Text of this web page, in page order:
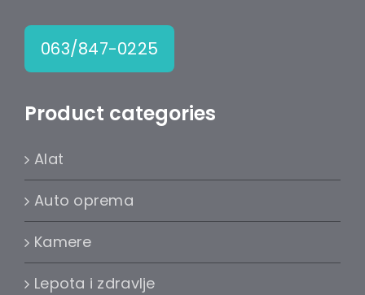
063/847-0225
Product categories
Alat
Auto oprema
Kamere
Lepota i zdravlje